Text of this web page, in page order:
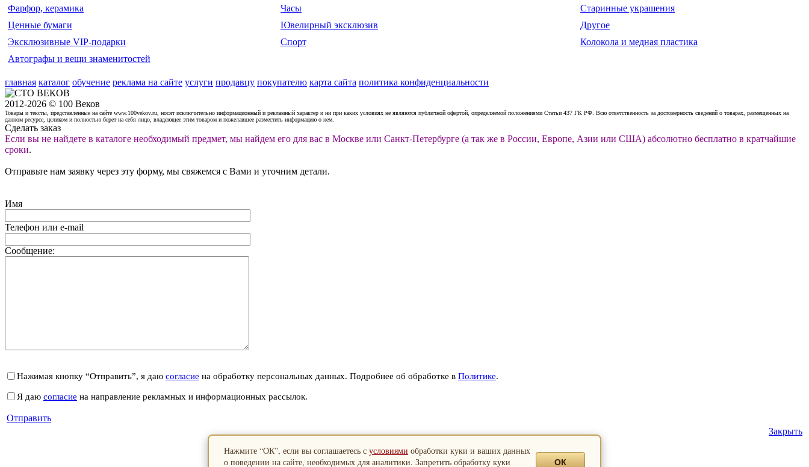
Фарфор, керамика
Часы
Старинные украшения
Ценные бумаги
Ювелирный эксклюзив
Другое
Эксклюзивные VIP-подарки
Спорт
Колокола и медная пластика
Автографы и вещи знаменитостей
главная каталог обучение реклама на сайте услуги продавцу покупателю карта сайта политика конфиденциальности
2012-2026 © 100 Веков
Товары и тексты, представленные на сайте www.100vekov.ru, носят исключительно информационный и рекламный характер и ни при каких условиях не являются публичной офертой, определяемой положениями Статьи 437 ГК РФ. Всю ответственность за достоверность сведений о товарах, размещенных на
данном ресурсе, целиком и полностью берет на себя лицо, владеющее этим товаром и пожелавшее разместить информацию о нем.
Сделать заказ
Если вы не найдете в каталоге необходимый предмет, мы найдем его для вас в Москве или Санкт-Петербурге (а так же в России, Европе, Азии или США) абсолютно бесплатно в кратчайшие
сроки.
Отправьте нам заявку через эту форму, мы свяжемся с Вами и уточним детали.
Имя
Телефон или e-mail
Сообщение:
Нажимая кнопку “Отправить”, я даю согласие на обработку персональных данных. Подробнее об обработке в Политике.
Я даю согласие на направление рекламных и информационных рассылок.
Отправить
Закрыть
Нажмите “ОК”, если вы соглашаетесь с условиями обработки куки и ваших данных
о поведении на сайте, необходимых для аналитики. Запретить обработку куки
ОК